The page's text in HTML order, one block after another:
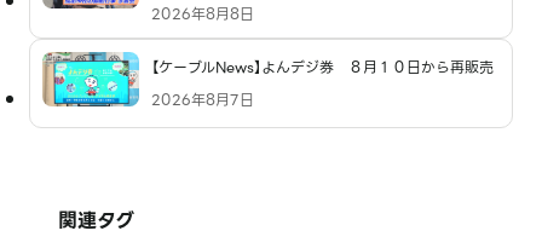
2026年8月8日
【ケーブルNews】よんデジ券 ８月１０日から再販売
2026年8月7日
関連タグ